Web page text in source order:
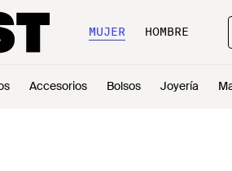
MUJER HOMBRE
Accesorios Bolsos Joyería